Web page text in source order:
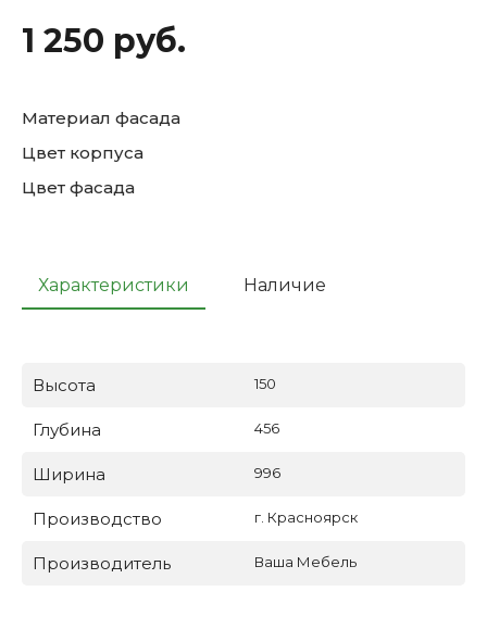
1 250 руб.
Материал фасада
Цвет корпуса
Цвет фасада
Характеристики Наличие
Высота 150
Глубина 456
Ширина 996
Производство г. Красноярск
Производитель Ваша Мебель